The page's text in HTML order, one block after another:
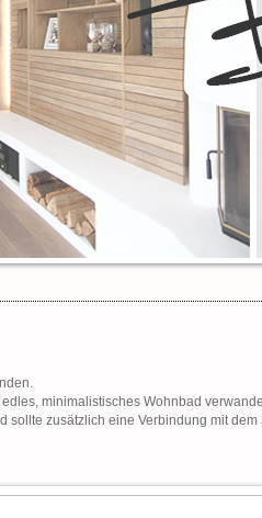
minimalistisches Wohnbad
zusätzlich eine Verbindung mit